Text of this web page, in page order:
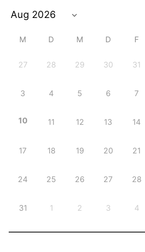
M D M D F
27 28 29 30 31
3 4 5 6 7
10 11 12 13 14
17 18 19 20 21
24 25 26 27 28
31 1 2 3 4